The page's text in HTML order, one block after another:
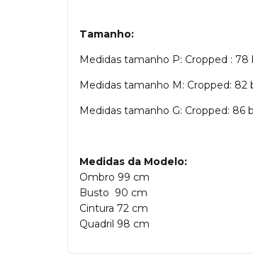
Tamanho:
Medidas tamanho P: Cropped :
Medidas tamanho M: Cropped:
Medidas tamanho G: Cropped:
Medidas da Modelo:
Ombro 99 cm
Busto 90 cm
Cintura 72 cm
Quadril 98 cm